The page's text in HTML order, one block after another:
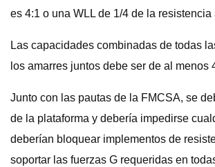
es 4:1 o una WLL de 1/4 de la
Las capacidades combinadas de todas
los amarres juntos debe ser de al menos
Junto con las pautas de la FMCSA, se
de la plataforma y debería impedirse
deberían bloquear implementos de
soportar las fuerzas G requeridas en